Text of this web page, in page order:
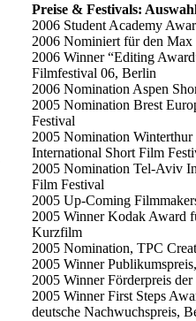
Preise & Festivals:
2006 Student Academy
2006 Nominiert für den
2006 Winner “Editing
Filmfestival 06, Berlin
2006 Nomination Aspen
2005 Nomination Brest
Festival
2005
International Short Film
2005 Nomination Tel-
Film Festival
2005 Up-Coming
2005 Winner Kodak
Kurzfilm
2005 Nomination, TPC
2005 Winner
2005 Winner Förderpreis
2005 Winner First
deutsche Nachwuchspreis,